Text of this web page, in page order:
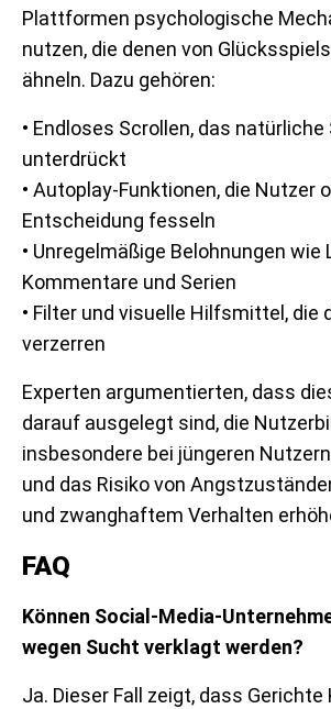
Plattformen psychologische
nutzen, die denen von
ähneln. Dazu gehören:
• Endloses Scrollen, das
unterdrückt
• Autoplay-Funktionen, die Nutzer
Entscheidung fesseln
• Unregelmäßige Belohnungen wie
Kommentare und Serien
• Filter und visuelle Hilfsmittel, die
verzerren
Experten argumentierten, dass
darauf ausgelegt sind, die
insbesondere bei jüngeren
und das Risiko von
und zwanghaftem Verhalten
FAQ
Können Social-Media-
wegen Sucht verklagt werden?
Ja. Dieser Fall zeigt, dass Gerichte